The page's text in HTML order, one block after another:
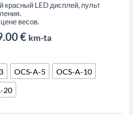
красный LED дисплей, пульт
весов.
€ km-ta
OCS-A-5
OCS-A-10
20